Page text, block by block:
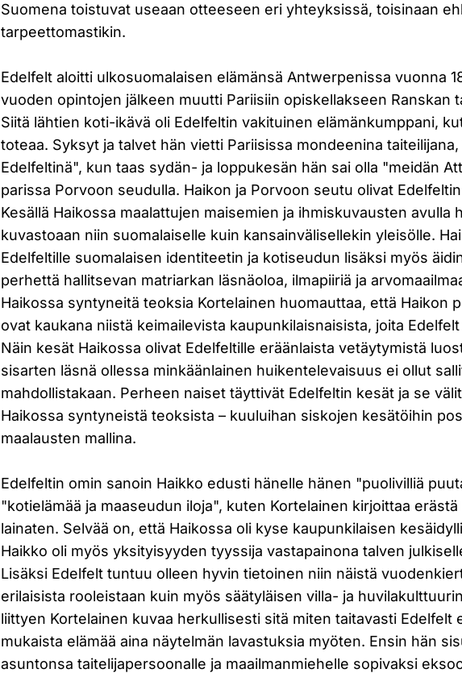
Suomena toistuvat useaan otteeseen eri yhteyksissä, toisinaan
tarpeettomastikin.
Edelfelt aloitti ulkosuomalaisen elämänsä Antwerpenissa vuonna
vuoden opintojen jälkeen muutti Pariisiin opiskellakseen Ranskan
Siitä lähtien koti-ikävä oli Edelfeltin vakituinen elämänkumppani,
toteaa. Syksyt ja talvet hän vietti Pariisissa mondeenina
Edelfeltinä", kun taas sydän- ja loppukesän hän sai olla "meidän
parissa Porvoon seudulla. Haikon ja Porvoon seutu olivat
Kesällä Haikossa maalattujen maisemien ja ihmiskuvausten avulla
kuvastoaan niin suomalaiselle kuin kansainvälisellekin yleisölle.
Edelfeltille suomalaisen identiteetin ja kotiseudun lisäksi myös
perhettä hallitsevan matriarkan läsnäoloa, ilmapiiriä ja
Haikossa syntyneitä teoksia Kortelainen huomauttaa, että Haikon
ovat kaukana niistä keimailevista kaupunkilaisnaisista, joita
Näin kesät Haikossa olivat Edelfeltille eräänlaista vetäytymistä
sisarten läsnä ollessa minkäänlainen huikentelevaisuus ei ollut
mahdollistakaan. Perheen naiset täyttivät Edelfeltin kesät ja se
Haikossa syntyneistä teoksista – kuuluihan siskojen kesätöihin
maalausten mallina.
Edelfeltin omin sanoin Haikko edusti hänelle hänen "puolivilliä
"kotielämää ja maaseudun iloja", kuten Kortelainen kirjoittaa
lainaten. Selvää on, että Haikossa oli kyse kaupunkilaisen
Haikko oli myös yksityisyyden tyyssija vastapainona talven
Lisäksi Edelfelt tuntuu olleen hyvin tietoinen niin näistä
erilaisista rooleistaan kuin myös säätyläisen villa- ja
liittyen Kortelainen kuvaa herkullisesti sitä miten taitavasti Edelfelt
mukaista elämää aina näytelmän lavastuksia myöten. Ensin hän
asuntonsa taitelijapersoonalle ja maailmanmiehelle sopivaksi